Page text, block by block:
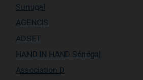
Sunugal
AGENCIS
ADSET
HAND IN HAND Sénégal
Association D